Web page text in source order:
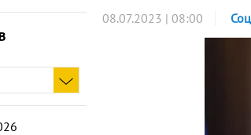
08.07.2023 | 08:00